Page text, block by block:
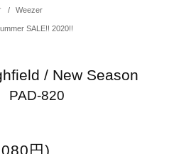
/ Weezer
SALE!! 2020!!
/ New Season
PAD-820
円)